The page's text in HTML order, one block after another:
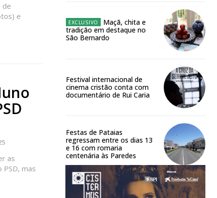
online
Exclusivos para
de
e
as
PSD, mas
Maçã, chita e
tradição em destaque no
São Bernardo
Festival internacional de
cinema cristão conta com
documentário de Rui Caria
Festas de Pataias
regressam entre os dias 13
e 16 com romaria
centenária às Paredes